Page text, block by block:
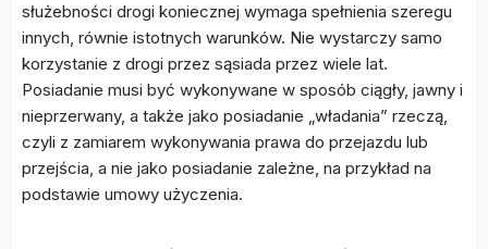
służebności drogi koniecznej wymaga spełnienia szeregu
innych, równie istotnych warunków. Nie wystarczy samo
korzystanie z drogi przez sąsiada przez wiele lat.
Posiadanie musi być wykonywane w sposób ciągły, jawny i
nieprzerwany, a także jako posiadanie „władania” rzeczą,
czyli z zamiarem wykonywania prawa do przejazdu lub
przejścia, a nie jako posiadanie zależne, na przykład na
podstawie umowy użyczenia.